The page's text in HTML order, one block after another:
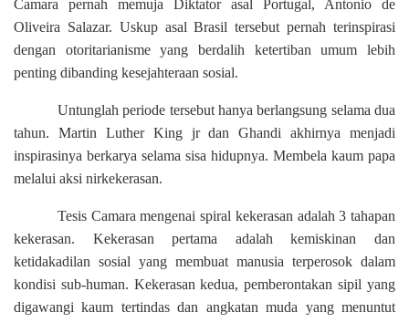
Camara pernah memuja Diktator asal Portugal, Antonio de
Oliveira Salazar. Uskup asal Brasil tersebut pernah terinspirasi
dengan otoritarianisme yang berdalih ketertiban umum lebih
penting dibanding kesejahteraan sosial.
Untunglah periode tersebut hanya berlangsung selama dua
tahun. Martin Luther King jr dan Ghandi akhirnya menjadi
inspirasinya berkarya selama sisa hidupnya. Membela kaum papa
melalui aksi nirkekerasan.
Tesis Camara mengenai spiral kekerasan adalah 3 tahapan
kekerasan. Kekerasan pertama adalah kemiskinan dan
ketidakadilan sosial yang membuat manusia terperosok dalam
kondisi sub-human. Kekerasan kedua, pemberontakan sipil yang
digawangi kaum tertindas dan angkatan muda yang menuntut